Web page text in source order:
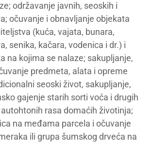
održavanje javnih, seoskih i
očuvanje i obnavljanje objekata
(kuća, vajata, bunara,
senika, kačara, vodenica i dr.) i
na kojima se nalaze; sakupljanje,
predmeta, alata i opreme
seoski život, sakupljanje,
gajenje starih sorti voća i drugih
rasa domaćih životinja;
na međama parcela i očuvanje
ili grupa šumskog drveća na